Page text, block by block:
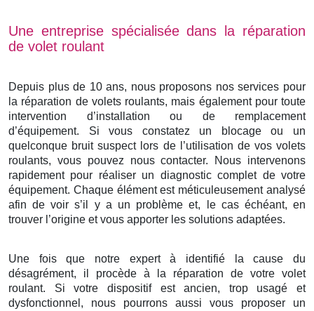
Une entreprise spécialisée dans la réparation
de volet roulant
Depuis plus de 10 ans, nous proposons nos services pour
la réparation de volets roulants, mais également pour toute
intervention d’installation ou de remplacement
d’équipement. Si vous constatez un blocage ou un
quelconque bruit suspect lors de l’utilisation de vos volets
roulants, vous pouvez nous contacter. Nous intervenons
rapidement pour réaliser un diagnostic complet de votre
équipement. Chaque élément est méticuleusement analysé
afin de voir s’il y a un problème et, le cas échéant, en
trouver l’origine et vous apporter les solutions adaptées.
Une fois que notre expert à identifié la cause du
désagrément, il procède à la réparation de votre volet
roulant. Si votre dispositif est ancien, trop usagé et
dysfonctionnel, nous pourrons aussi vous proposer un